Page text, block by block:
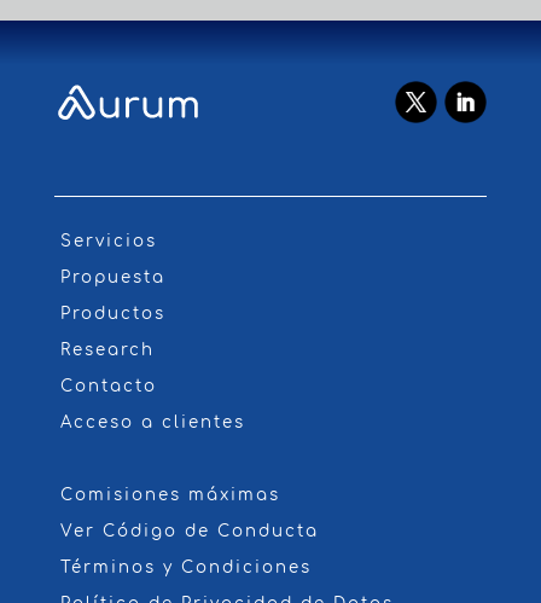
Servicios
Propuesta
Productos
Research
Contacto
Acceso a clientes
Comisiones máximas
Ver Código de Conducta
Términos y Condiciones